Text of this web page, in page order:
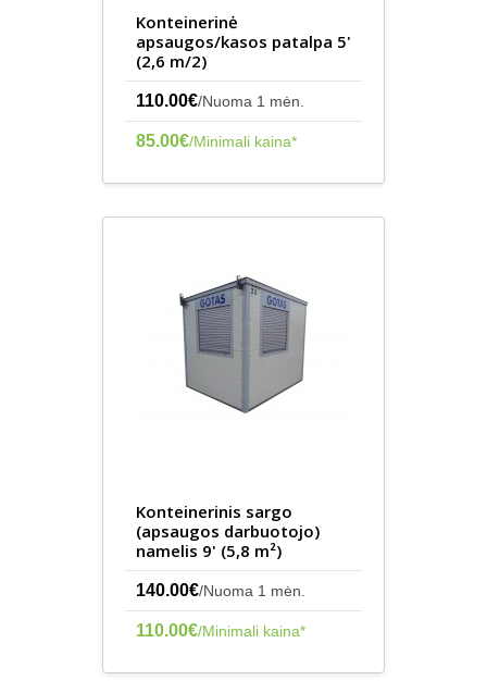
Konteinerinė
apsaugos/kasos patalpa 5'
(2,6 m/2)
110.00€/Nuoma 1 mėn.
85.00€/Minimali kaina*
Konteinerinis sargo
(apsaugos darbuotojo)
namelis 9' (5,8 m²)
140.00€/Nuoma 1 mėn.
110.00€/Minimali kaina*